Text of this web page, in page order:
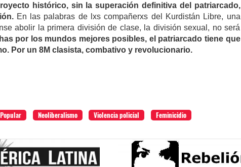
histórico, sin la superación definitiva del patriarcado,
En las palabras de lxs compañerxs del Kurdistán Libre, una
abolir la primera división de clase, la división sexual, no será
por los mundos mejores posibles, el patriarcado tiene que
Por un 8M clasista, combativo y revolucionario.
Neoliberalismo Violencia policial
Feminicidio